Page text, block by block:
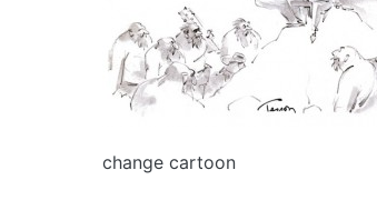
change cartoon